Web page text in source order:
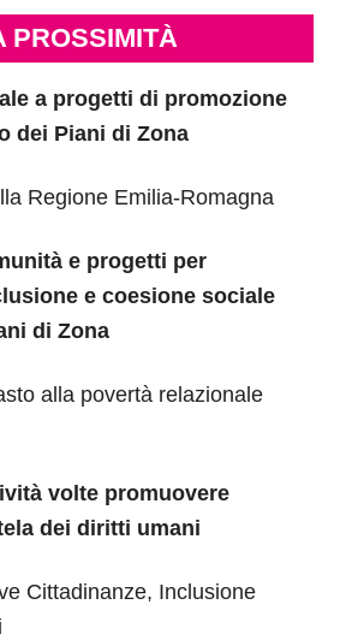
PROSSIMITÀ
a progetti di promozione
dei Piani di Zona
Regione Emilia-Romagna
e progetti per
e coesione sociale
di Zona
alla povertà relazionale
volte promuovere
dei diritti umani
Cittadinanze, Inclusione